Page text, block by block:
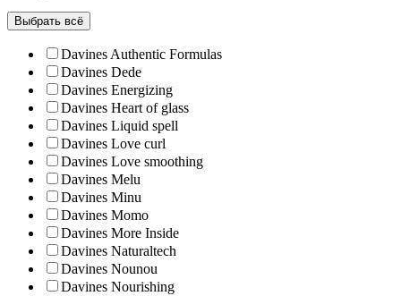
Выбрать всё
Davines Authentic Formulas
Davines Dede
Davines Energizing
Davines Heart of glass
Davines Liquid spell
Davines Love curl
Davines Love smoothing
Davines Melu
Davines Minu
Davines Momo
Davines More Inside
Davines Naturaltech
Davines Nounou
Davines Nourishing